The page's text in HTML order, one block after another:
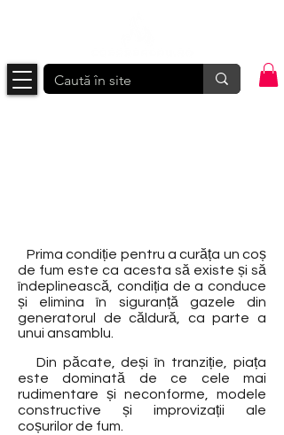
Prima condiție pentru a curăța un coș
de fum este ca acesta să existe și să
îndeplinească, condiția de a conduce
și elimina în siguranță gazele din
generatorul de căldură, ca parte a
unui ansamblu.
Din păcate, deși în tranziție, piața
este dominată de ce cele mai
rudimentare și neconforme, modele
constructive și improvizații ale
coșurilor de fum.